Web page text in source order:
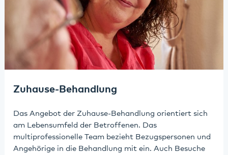
Zuhause-Behandlung
Das Angebot der Zuhause-Behandlung orientiert sich
am Lebensumfeld der Betroffenen. Das
multiprofessionelle Team bezieht Bezugspersonen und
Angehörige in die Behandlung mit ein. Auch Besuche